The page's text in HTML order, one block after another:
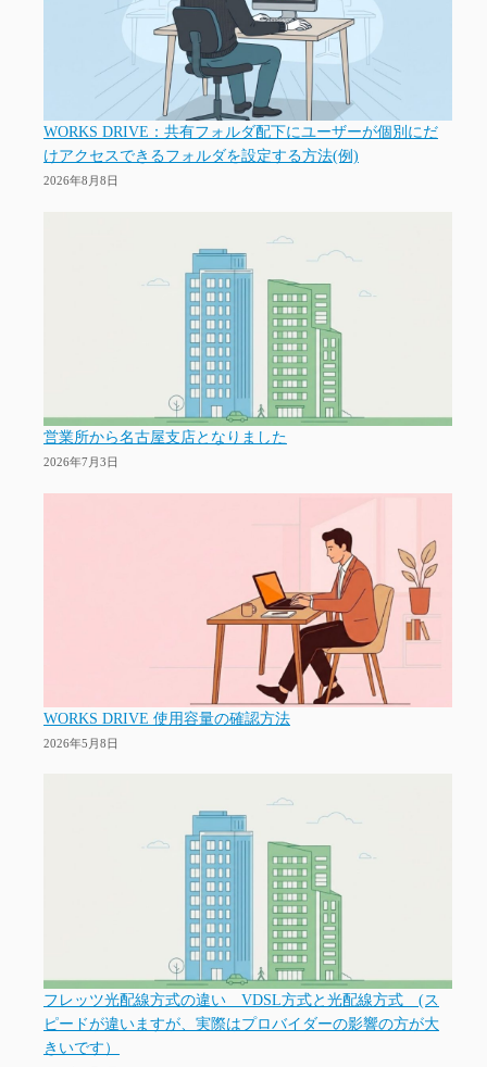
WORKS DRIVE：共有フォルダ配下にユーザーが個別にだ
けアクセスできるフォルダを設定する方法(例)
2026年8月8日
営業所から名古屋支店となりました
2026年7月3日
WORKS DRIVE 使用容量の確認方法
2026年5月8日
フレッツ光配線方式の違い VDSL方式と光配線方式 (ス
ピードが違いますが、実際はプロバイダーの影響の方が大
きいです）